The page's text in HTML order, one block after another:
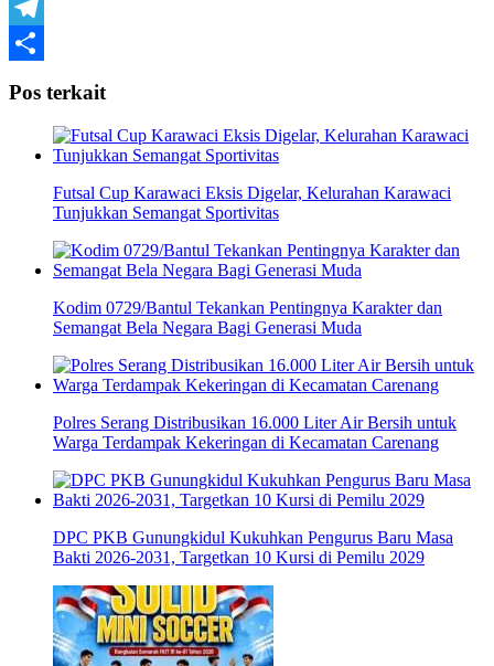
WhatsApp
Telegram
Pos terkait
Futsal Cup Karawaci Eksis Digelar, Kelurahan Karawaci
Tunjukkan Semangat Sportivitas
Kodim 0729/Bantul Tekankan Pentingnya Karakter dan
Semangat Bela Negara Bagi Generasi Muda
Polres Serang Distribusikan 16.000 Liter Air Bersih untuk
Warga Terdampak Kekeringan di Kecamatan Carenang
DPC PKB Gunungkidul Kukuhkan Pengurus Baru Masa
Bakti 2026-2031, Targetkan 10 Kursi di Pemilu 2029